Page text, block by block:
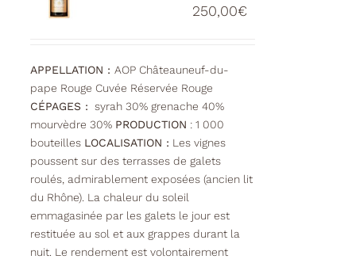
250,00€
APPELLATION : AOP Châteauneuf-du-
pape Rouge Cuvée Réservée Rouge
CÉPAGES : syrah 30% grenache 40%
mourvèdre 30% PRODUCTION : 1 000
bouteilles LOCALISATION : Les vignes
poussent sur des terrasses de galets
roulés, admirablement exposées (ancien lit
du Rhône). La chaleur du soleil
emmagasinée par les galets le jour est
restituée au sol et aux grappes durant la
nuit. Le rendement est volontairement